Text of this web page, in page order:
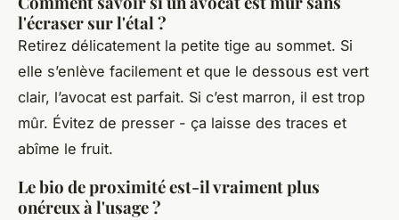
l'écraser sur l'étal ?
Retirez délicatement la petite tige au sommet. Si
elle s’enlève facilement et que le dessous est vert
clair, l’avocat est parfait. Si c’est marron, il est trop
mûr. Évitez de presser - ça laisse des traces et
abîme le fruit.
Le bio de proximité est-il vraiment plus
onéreux à l'usage ?